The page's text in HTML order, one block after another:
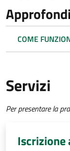
COME
Servizi
Per presentare la
Iscrizione